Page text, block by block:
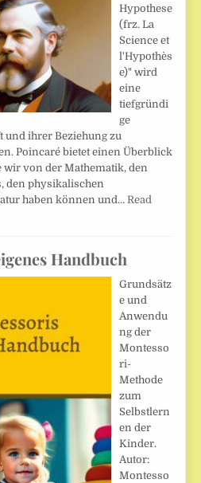
Hypothese
(frz. La
Science et
l'Hypothès
e)" wird
eine
tiefgründi
ge
und ihrer Beziehung zu
Poincaré bietet einen Überblick
wir von der Mathematik, den
den physikalischen
haben können und…Read
Handbuch
Grundsätz
e und
Anwendu
ng der
Montesso
ri-
Methode
zum
Selbstlern
en der
Kinder.
Autor:
Montesso